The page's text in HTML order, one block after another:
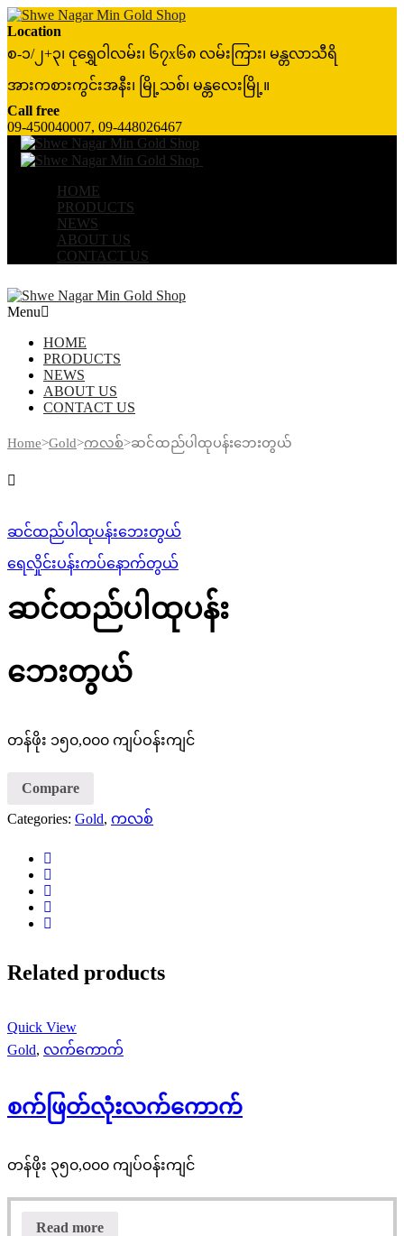
Location
စ-၁/၂+၃၊ ငုရွှေဝါလမ်း၊ ၆၇x၆၈ လမ်းကြား၊ မန္တလာသီရိ
အားကစားကွင်းအနီး၊ မြို့သစ်၊ မန္တလေးမြို့။
Call free
09-450040007, 09-448026467
HOME
PRODUCTS
NEWS
ABOUT US
CONTACT US
Menu
HOME
PRODUCTS
NEWS
ABOUT US
CONTACT US
Home>Gold>ကလစ်>ဆင်ထည်ပါထုပန်းဘေးတွယ်
ဆင်ထည်ပါထုပန်းဘေးတွယ်
ရေလှိုင်းပန်းကပ်နောက်တွယ်
ဆင်ထည်ပါထုပန်း
ဘေးတွယ်
တန်ဖိုး ၁၅၀,၀၀၀ ကျပ်ဝန်းကျင်
Compare
Categories: Gold, ကလစ်
Related products
Quick View
Gold, လက်ကောက်
စက်ဖြတ်လုံးလက်ကောက်
တန်ဖိုး ၃၅၀,၀၀၀ ကျပ်ဝန်းကျင်
Read more